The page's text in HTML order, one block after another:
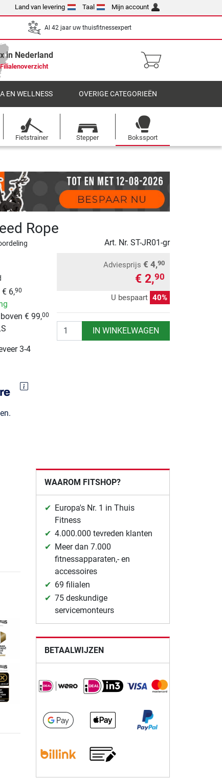
Land van levering Taal Mijn account
Al 42 jaar uw thuisfitnessexpert
in Nederland
Filialenoverzicht
EN WELLNESS OVERIGE CATEGORIEËN
Fietstrainer Stepper Bokssport
Rope
Art. Nr. ST-JR01-gr
6,90
€ 99,00
3-4
Adviesprijs € 4,90
€ 2,90
U bespaart 40%
Aantal IN WINKELWAGEN
WAAROM FITSHOP?
Europa's Nr. 1 in Thuis
Fitness
4.000.000 tevreden klanten
Meer dan 7.000
fitnessapparaten,- en
accessoires
69 filialen
75 deskundige
servicemonteurs
BETAALWIJZEN